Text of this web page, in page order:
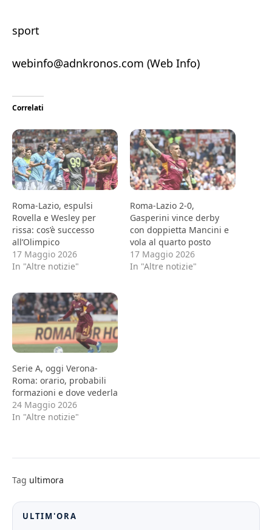
sport
webinfo@adnkronos.com (Web Info)
Correlati
Roma-Lazio, espulsi
Rovella e Wesley per
rissa: cos’è successo
all’Olimpico
17 Maggio 2026
In "Altre notizie"
Roma-Lazio 2-0,
Gasperini vince derby
con doppietta Mancini e
vola al quarto posto
17 Maggio 2026
In "Altre notizie"
Serie A, oggi Verona-
Roma: orario, probabili
formazioni e dove vederla
24 Maggio 2026
In "Altre notizie"
Tag ultimora
ULTIM'ORA